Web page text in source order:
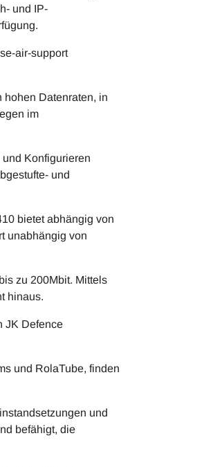
und IP-
air-support
hohen Datenraten, in
im
Konfigurieren
und
bietet abhängig von
unabhängig von
zu 200Mbit. Mittels
hinaus.
JK Defence
und RolaTube, finden
und
befähigt, die